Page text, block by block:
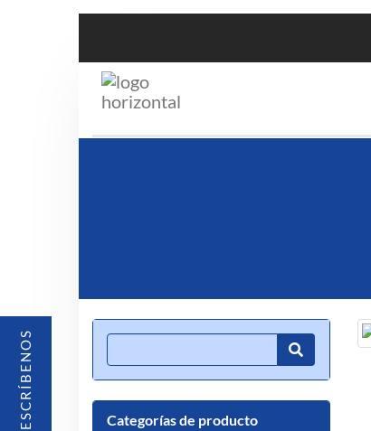
ESCRÍBENOS Product Search
Categorías de producto